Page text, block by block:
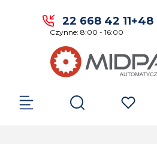
22 668 42 11
Czynne: 8:00 - 16:00
+48
Otwórz